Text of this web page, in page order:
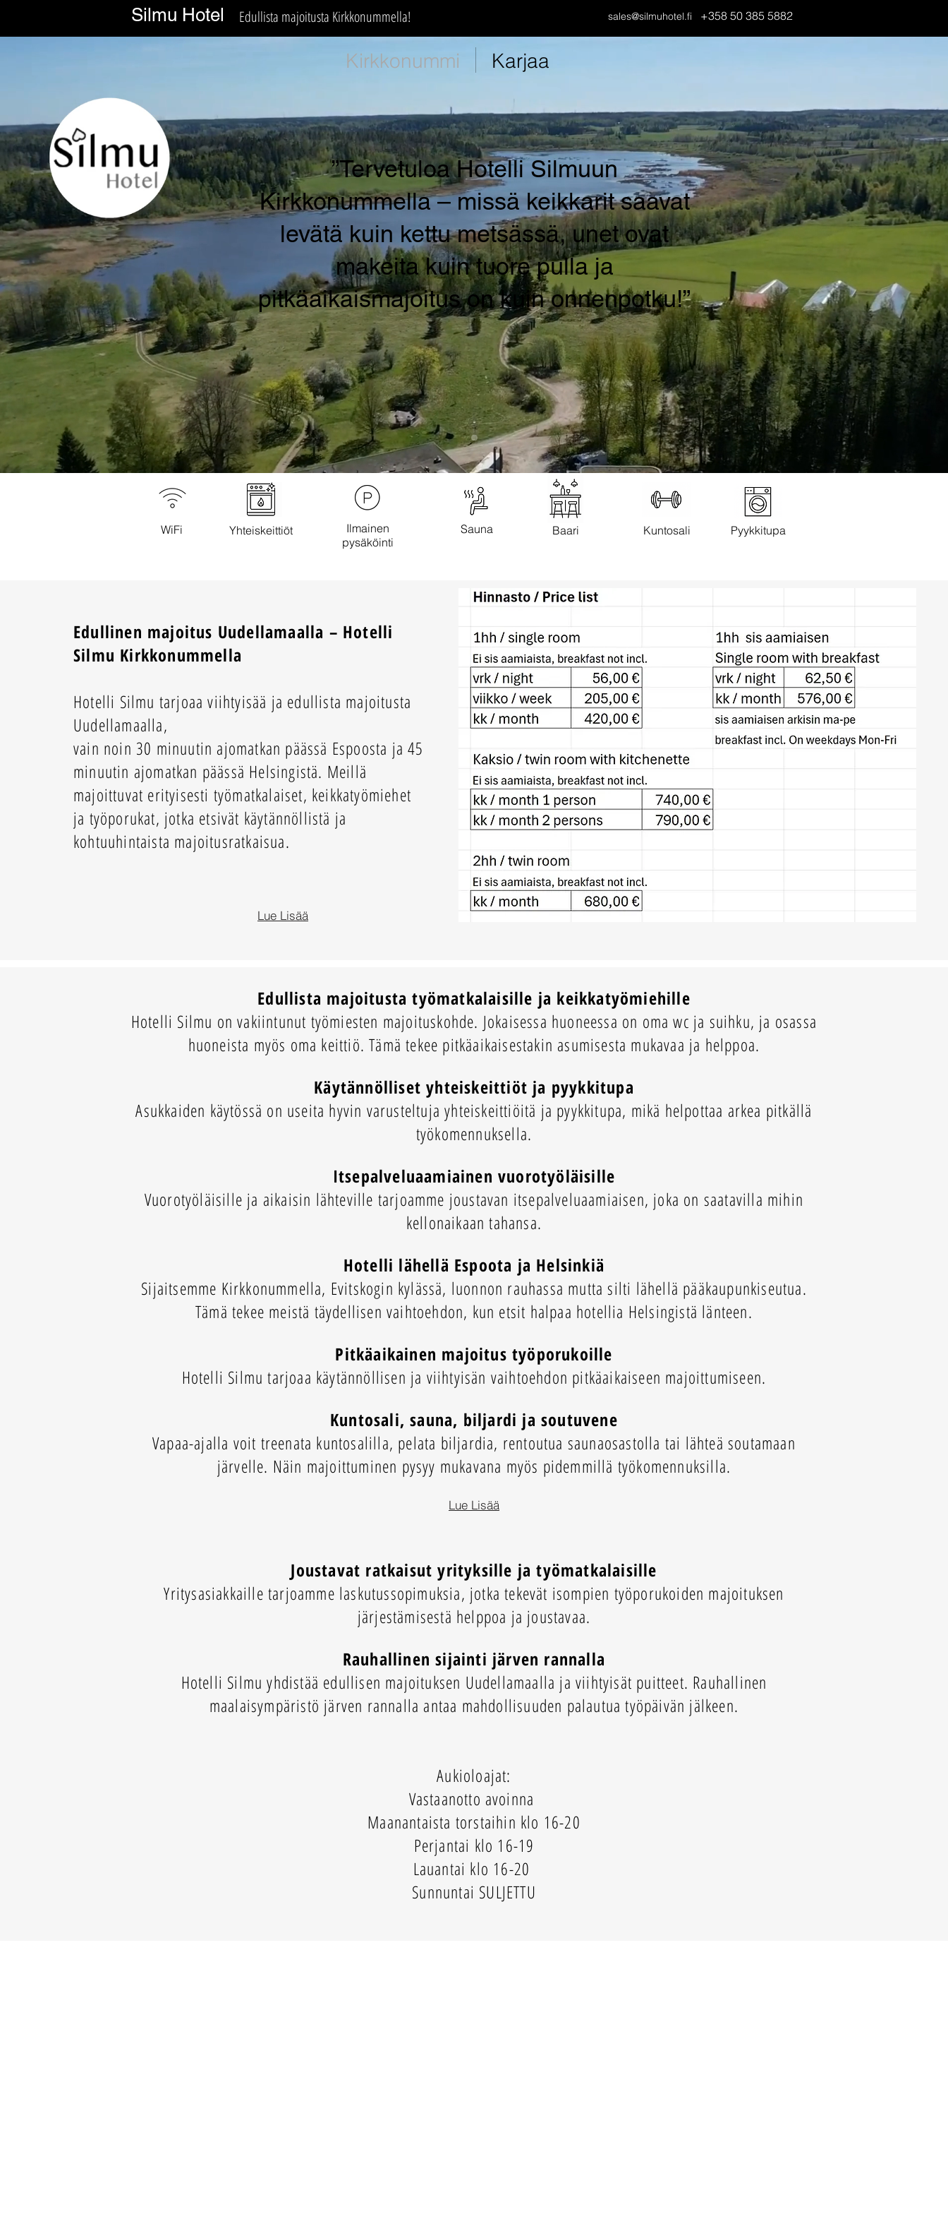
Silmu Hotel Edullista majoitusta Kirkkonummella! sales@silmuhotel.fi +358 50 385 5882
Kirkkonummi Karjaa
”Tervetuloa Hotelli Silmuun
Kirkkonummella – missä keikkarit saavat
levätä kuin kettu metsässä, unet ovat
makeita kuin tuore pulla ja
pitkäaikaismajoitus on kuin onnenpotku!”
Yhteiskeittiöt
WiFi
Ilmainen
pysäköinti
Pyykkitupa
Baari Kuntosali
Sauna
Edullinen majoitus Uudellamaalla – Hotelli
Silmu Kirkkonummella
Hotelli Silmu tarjoaa viihtyisää ja edullista majoitusta
Uudellamaalla,
vain noin 30 minuutin ajomatkan päässä Espoosta ja 45
minuutin ajomatkan päässä Helsingistä. Meillä
majoittuvat erityisesti työmatkalaiset, keikkatyömiehet
ja työporukat, jotka etsivät käytännöllistä ja
kohtuuhintaista majoitusratkaisua.
Lue Lisää
Edullista majoitusta työmatkalaisille ja keikkatyömiehille
Hotelli Silmu on vakiintunut työmiesten majoituskohde. Jokaisessa huoneessa on oma wc ja suihku, ja osassa
huoneista myös oma keittiö. Tämä tekee pitkäaikaisestakin asumisesta mukavaa ja helppoa.
Käytännölliset yhteiskeittiöt ja pyykkitupa
Asukkaiden käytössä on useita hyvin varusteltuja yhteiskeittiöitä ja pyykkitupa, mikä helpottaa arkea pitkällä
työkomennuksella.
Itsepalveluaamiainen vuorotyöläisille
Vuorotyöläisille ja aikaisin lähteville tarjoamme joustavan itsepalveluaamiaisen, joka on saatavilla mihin
kellonaikaan tahansa.
Hotelli lähellä Espoota ja Helsinkiä
Sijaitsemme Kirkkonummella, Evitskogin kylässä, luonnon rauhassa mutta silti lähellä pääkaupunkiseutua.
Tämä tekee meistä täydellisen vaihtoehdon, kun etsit halpaa hotellia Helsingistä länteen.
Pitkäaikainen majoitus työporukoille
Hotelli Silmu tarjoaa käytännöllisen ja viihtyisän vaihtoehdon pitkäaikaiseen majoittumiseen.
Kuntosali, sauna, biljardi ja soutuvene
Vapaa-ajalla voit treenata kuntosalilla, pelata biljardia, rentoutua saunaosastolla tai lähteä soutamaan
järvelle. Näin majoittuminen pysyy mukavana myös pidemmillä työkomennuksilla.
Lue Lisää
Joustavat ratkaisut yrityksille ja työmatkalaisille
Yritysasiakkaille tarjoamme laskutussopimuksia, jotka tekevät isompien työporukoiden majoituksen
järjestämisestä helppoa ja joustavaa.
Rauhallinen sijainti järven rannalla
Hotelli Silmu yhdistää edullisen majoituksen Uudellamaalla ja viihtyisät puitteet. Rauhallinen
maalaisympäristö järven rannalla antaa mahdollisuuden palautua työpäivän jälkeen.
Aukioloajat:
Vastaanotto avoinna
Maanantaista torstaihin klo 16-20
Perjantai klo 16-19
Lauantai klo 16-20
Sunnuntai SULJETTU